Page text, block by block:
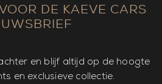
DE KAEVE CARS
en blijf altijd op de hoogte
en exclusieve collectie.